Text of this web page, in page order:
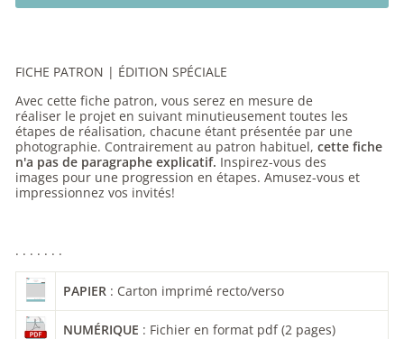
FICHE PATRON | ÉDITION SPÉCIALE
Avec cette fiche patron, vous serez en mesure de
réaliser le projet en suivant minutieusement toutes les
étapes de réalisation, chacune étant présentée par une
photographie. Contrairement au patron habituel, cette fiche
n'a pas de paragraphe explicatif. Inspirez-vous des
images pour une progression en étapes. Amusez-vous et
impressionnez vos invités!
. . . . . . .
PAPIER : Carton imprimé recto/verso
NUMÉRIQUE : Fichier en format pdf (2 pages)